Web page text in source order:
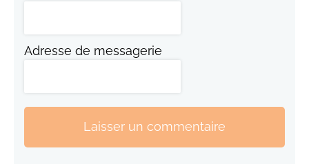
Adresse de messagerie
Laisser un commentaire